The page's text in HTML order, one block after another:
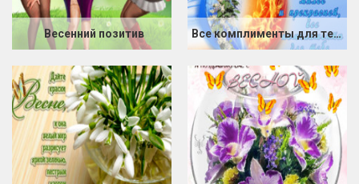
Весенний позитив Все комплименты для тебя одной